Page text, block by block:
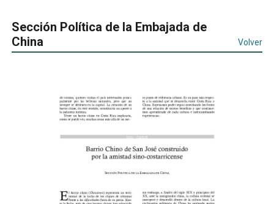
Sección Política de la Embajada de
China
Volver